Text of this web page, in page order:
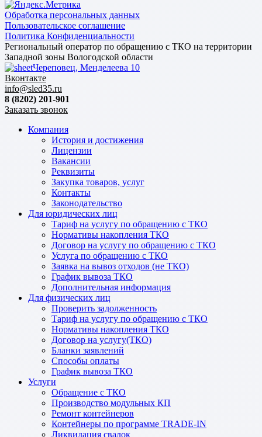
Обработка персональных данных
Пользовательское соглашение
Политика Конфиденциальности
Региональный оператор по обращению с ТКО на территории
Западной зоны Вологодской области
Череповец, Менделеева 10
Вконтакте
info@sled35.ru
8 (8202) 201-901
Заказать звонок
Компания
История и достижения
Лицензии
Вакансии
Реквизиты
Закупка товаров, услуг
Контакты
Законодательство
Для юридических лиц
Тариф на услугу по обращению с ТКО
Нормативы накопления ТКО
Договор на услугу по обращению с ТКО
Услуга по обращению с ТКО
Заявка на вывоз отходов (не ТКО)
График вывоза ТКО
Дополнительная информация
Для физических лиц
Проверить задолженность
Тариф на услугу по обращению с ТКО
Нормативы накопления ТКО
Договор на услугу(ТКО)
Бланки заявлений
Способы оплаты
График вывоза ТКО
Услуги
Обращение с ТКО
Производство модульных КП
Ремонт контейнеров
Контейнеры по программе TRADE-IN
Ликвидация свалок